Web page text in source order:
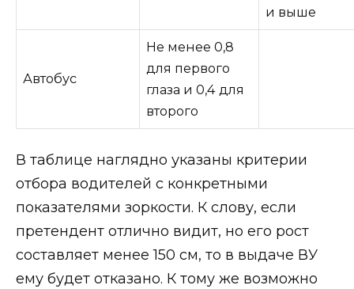
и выше
Автобус
Не менее 0,8
для первого
глаза и 0,4 для
второго
В таблице наглядно указаны критерии
отбора водителей с конкретными
показателями зоркости. К слову, если
претендент отлично видит, но его рост
составляет менее 150 см, то в выдаче ВУ
ему будет отказано. К тому же возможно